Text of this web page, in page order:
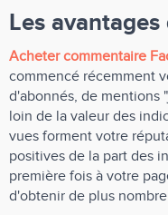
Les
Acheter commentaire
commencé récemment
d'abonnés, de mentions
loin de la valeur des
vues forment votre
positives de la part des
première fois à votre
d'obtenir de plus